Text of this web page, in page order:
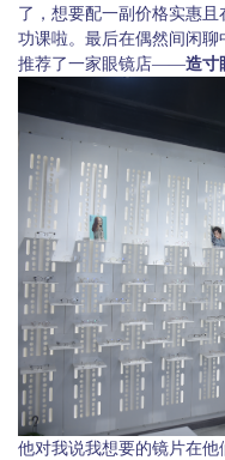
了，想要配一副价格实惠
功课啦。最后在偶然间闲
推荐了一家眼镜店——造寸
他对我说我想要的镜片在